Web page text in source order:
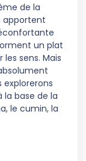
de la
apportent
un plat
sens. Mais
explorerons
la base de la
le cumin, la